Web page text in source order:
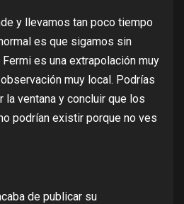
y llevamos tan poco tiempo
es que sigamos sin
es una extrapolación muy
muy local. Podrías
la ventana y concluir que los
podrían existir porque no ves
de publicar su